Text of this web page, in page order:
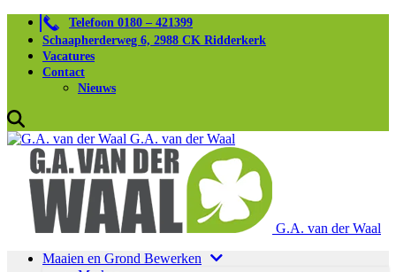
Telefoon 0180 – 421399
Schaapherderweg 6, 2988 CK Ridderkerk
Vacatures
Contact
Nieuws
G.A. van der Waal
G.A. van der Waal
Maaien en Grond Bewerken